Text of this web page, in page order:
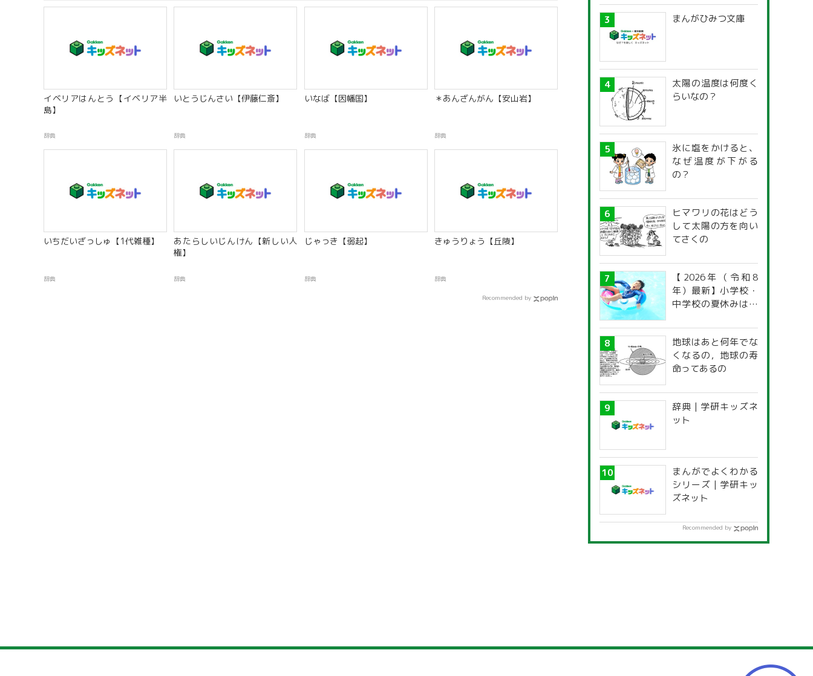
イベリアはんとう【イベリア半
島】
辞典
いとうじんさい【伊藤仁斎】
辞典
いなば【因幡国】
辞典
＊あんざんがん【安山岩】
辞典
いちだいざっしゅ【1代雑種】
辞典
あたらしいじんけん【新しい人
権】
辞典
じゃっき【弱起】
辞典
きゅうりょう【丘陵】
辞典
Recommended by
探究ガイド
まんがひみつ文庫
太陽の温度は何度く
らいなの？
氷に塩をかけると、
なぜ温度が下がる
の？
ヒマワリの花はどう
して太陽の方を向い
てさくの
【2026年（令和8
年）最新】小学校・
中学校の夏休みはい
道府県別「夏季休暇
一覧」
地球はあと何年でな
くなるの，地球の寿
命ってあるの
辞典 | 学研キッズネ
ット
まんがでよくわかる
シリーズ | 学研キッ
ズネット
Recommended by